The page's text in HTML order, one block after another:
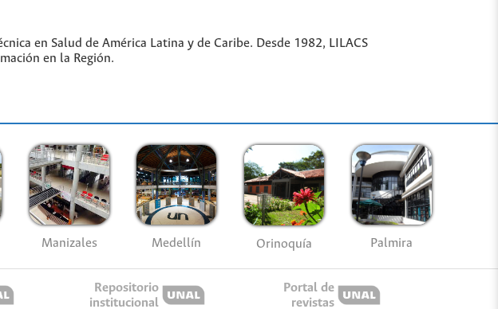
en Salud de América Latina y de Caribe. Desde 1982, LILACS
en la Región.
Manizales Medellín Orinoquía Palmira
Repositorio
institucional
Portal de
revistas